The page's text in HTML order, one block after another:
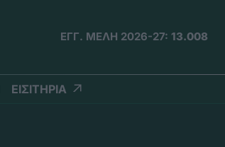
ΕΓΓ. ΜΕΛΗ 2026-27: 13.008
ΕΙΣΙΤΗΡΙΑ